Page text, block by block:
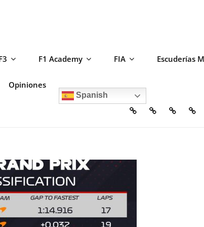
F1 Academy FIA Escuderías
Opiniones
Spanish
HomeEscuderías
Circuitos
F2